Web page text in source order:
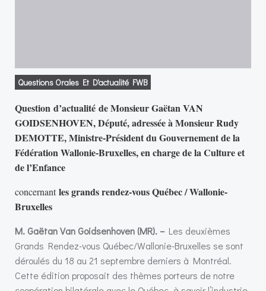
Questions Orales Et D'actualité FWB
Question d’actualité de Monsieur Gaëtan VAN
GOIDSENHOVEN, Député, adressée à Monsieur Rudy
DEMOTTE, Ministre-Président du Gouvernement de la
Fédération Wallonie-Bruxelles, en charge de la Culture et
de l’Enfance
concernantles grands rendez-vous Québec / Wallonie-
Bruxelles
M. Gaëtan Van Goidsenhoven (MR). –Les deuxièmes
Grands Rendez-vous Québec/Wallonie-Bruxelles se sont
déroulés du 18 au 21 septembre derniers à Montréal.
Cette édition proposait des thèmes porteurs de notre